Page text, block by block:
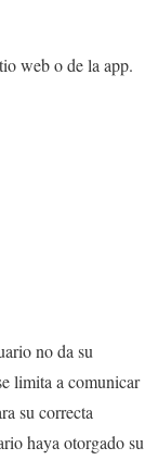
web o de la app.
no da su
limita a comunicar
su correcta
haya otorgado su